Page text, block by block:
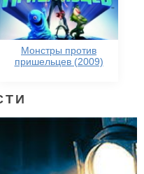
Монстры против
пришельцев (2009)